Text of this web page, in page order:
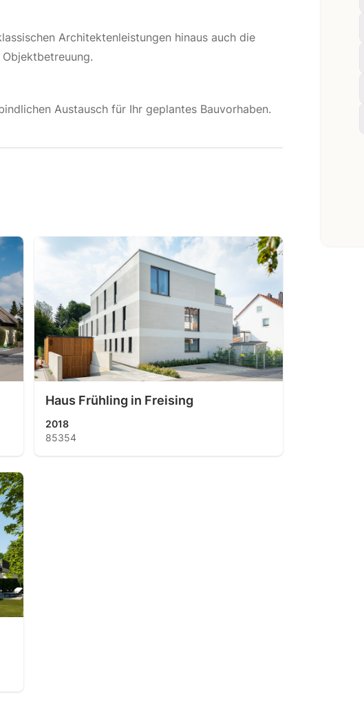
Architektenleistungen hinaus auch die
Austausch für Ihr geplantes Bauvorhaben.
Haus Frühling in Freising
2018
85354